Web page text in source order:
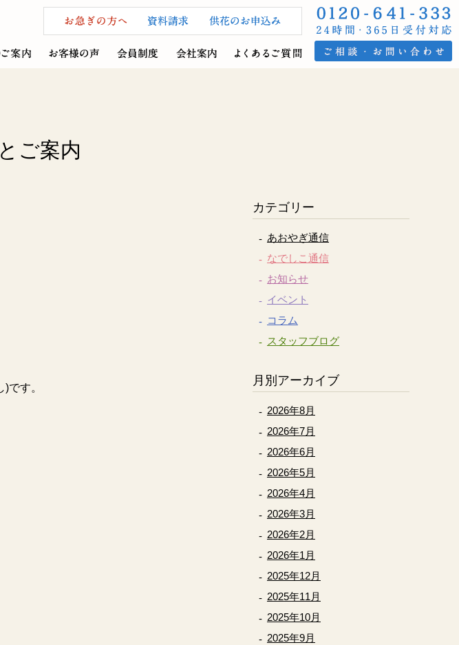
ご案内
)です。
カテゴリー
あおやぎ通信
なでしこ通信
お知らせ
イベント
コラム
スタッフブログ
月別アーカイブ
2026年8月
2026年7月
2026年6月
2026年5月
2026年4月
2026年3月
2026年2月
2026年1月
2025年12月
2025年11月
2025年10月
2025年9月